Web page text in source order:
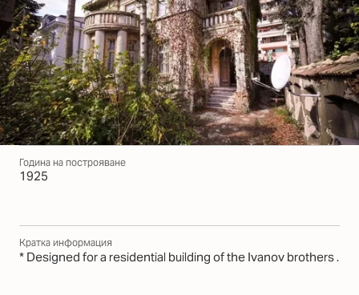
Година на построяване
1925
Кратка информация
* Designed for a residential building of the Ivanov brothers .